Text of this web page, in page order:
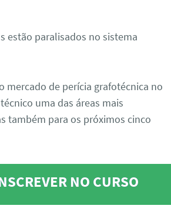
estão paralisados no sistema
mercado de perícia grafotécnica no
uma das áreas mais
também para os próximos cinco
NO CURSO